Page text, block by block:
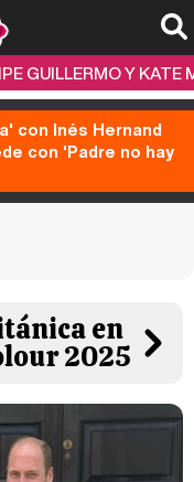
GUILLERMO Y KATE
con Inés Hernand
con 'Padre no hay
en
2025